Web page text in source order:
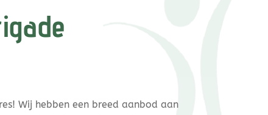
Wij hebben een breed aanbod aan